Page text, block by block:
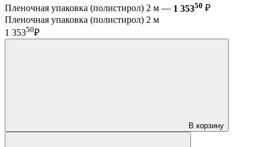
Пленочная упаковка (полистирол) 2 м — 1 35350 ₽
Пленочная упаковка (полистирол) 2 м
1 35350₽
В корзину